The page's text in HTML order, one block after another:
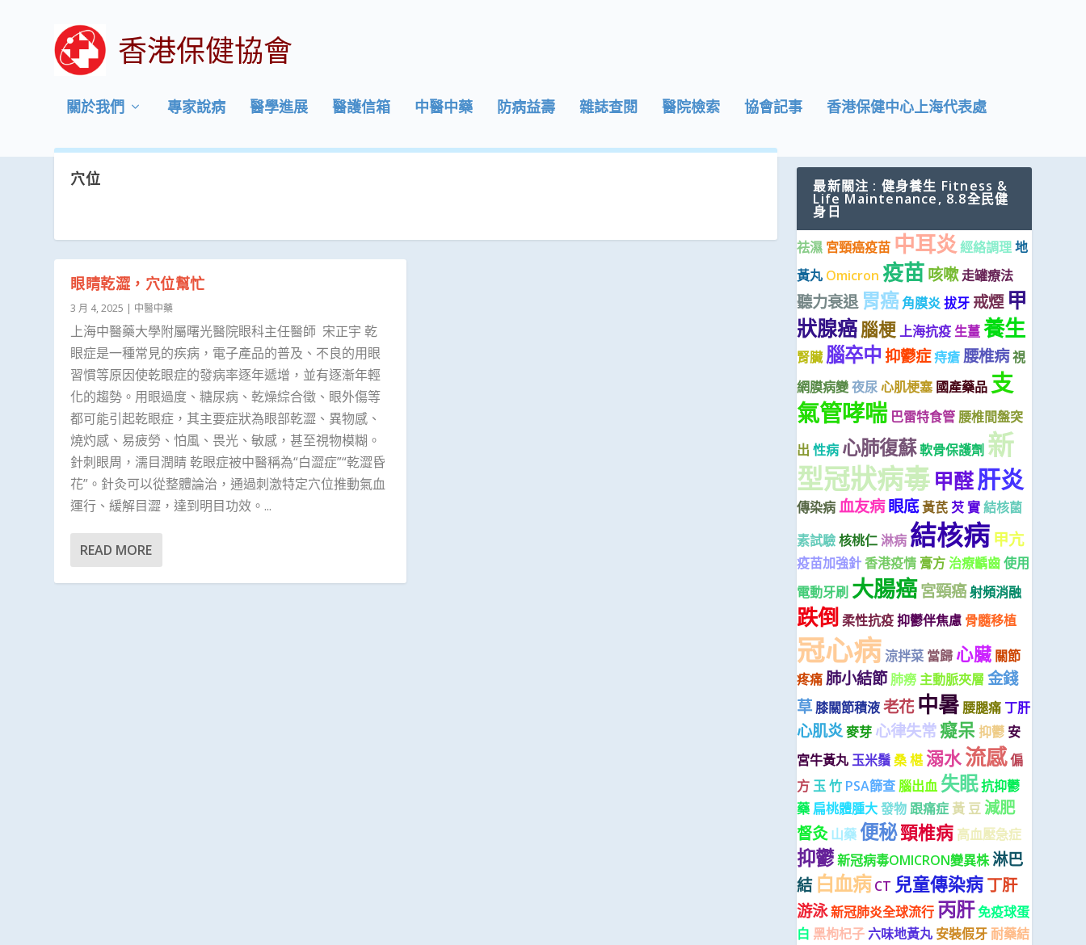
香港保健協會
關於我們 專家說病 醫學進展 醫護信箱 中醫中藥 防病益壽 雜誌查閱 醫院檢索 協會記事 香港保健中心上海代表處
穴位
眼睛乾澀，穴位幫忙
3 月 4, 2025 | 中醫中藥
上海中醫藥大學附屬曙光醫院眼科主任醫師 宋正宇 乾
眼症是一種常見的疾病，電子產品的普及、不良的用眼
習慣等原因使乾眼症的發病率逐年遞增，並有逐漸年輕
化的趨勢。用眼過度、糖尿病、乾燥綜合徵、眼外傷等
都可能引起乾眼症，其主要症狀為眼部乾澀、異物感、
燒灼感、易疲勞、怕風、畏光、敏感，甚至視物模糊。
針刺眼周，濡目潤睛 乾眼症被中醫稱為“白澀症”“乾澀昏
花”。針灸可以從整體論治，通過刺激特定穴位推動氣血
運行、緩解目澀，達到明目功效。...
READ MORE
最新關注 : 健身養生 Fitness &
Life Maintenance, 8.8全民健
身日
祛濕 宮頸癌疫苗 中耳炎經絡調理地
黃丸 Omicron 疫苗咳嗽 走罐療法
聽力衰退 胃癌 角膜炎拔牙 戒煙 甲
狀腺癌腦梗上海抗疫生薑養生
腎臟 腦卒中抑鬱症痔瘡 腰椎病視
網膜病變夜尿心肌梗塞 國產藥品 支
氣管哮喘 巴雷特食管 腰椎間盤突
出 性病 心肺復蘇軟骨保護劑 新
型冠狀病毒 甲醛肝炎
傳染病血友病眼底黃芪 芡 實結核菌
素試驗核桃仁淋病 結核病 甲亢
疫苗加強針香港疫情 膏方治療齲齒使用
電動牙刷 大腸癌宮頸癌射頻消融
跌倒 柔性抗疫抑鬱伴焦慮 骨髓移植
冠心病涼拌菜 當歸 心臟 關節
疼痛肺小結節肺癆 主動脈夾層 金錢
草膝關節積液老花 中暑腰腿痛 丁肝
心肌炎麥芽 心律失常癡呆 抑鬱 安
宮牛黃丸 玉米鬚桑 椹溺水流感偏
方 玉 竹 PSA篩查腦出血 失眠抗抑鬱
藥 扁桃體腫大發物跟痛症 黃 豆 減肥
督灸 山藥 便秘頸椎病 高血壓急症
抑鬱新冠病毒OMICRON變異株淋巴
結 白血病 CT 兒童傳染病丁肝
游泳新冠肺炎全球流行 丙肝免疫球蛋
白 黑枸杞子 六味地黃丸 安裝假牙耐藥結